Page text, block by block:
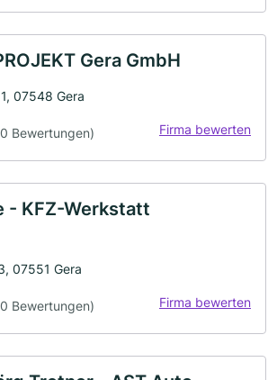
Gera GmbH
07548 Gera
Bewertungen) Firma bewerten
- KFZ-Werkstatt
07551 Gera
Bewertungen) Firma bewerten